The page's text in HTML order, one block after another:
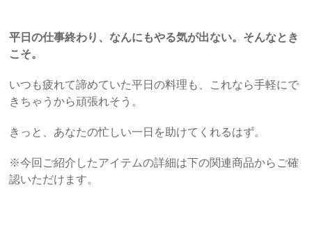
平日の仕事終わり、なんにもやる気が出ない。そんなとき
こそ。
いつも疲れて諦めていた平日の料理も、これなら手軽にで
きちゃうから頑張れそう。
きっと、あなたの忙しい一日を助けてくれるはず。
※今回ご紹介したアイテムの詳細は下の関連商品からご確
認いただけます。